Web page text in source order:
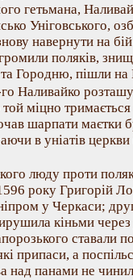
гетьмана,
Уніговського,
навернути на
поляків,
Городню, пішли на
Наливайко
міцно
шарпати маєтки
в уніатів
люду проти
року Григорій
у Черкаси;
кіньми
ставали
припаси, а
над панами не